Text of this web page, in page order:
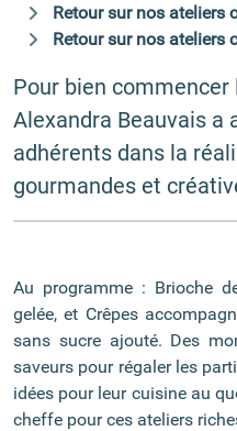
Retour sur nos ateliers
Retour sur nos ateliers
Pour bien
Alexandra Beauvais a
adhérents dans la
gourmandes et
Au programme : Brioche
gelée, et Crêpes
sans sucre ajouté. Des
saveurs pour régaler les
idées pour leur cuisine au
cheffe pour ces ateliers